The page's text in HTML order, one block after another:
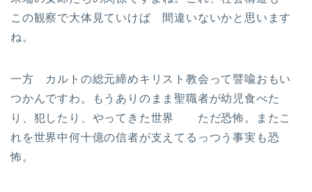
この観察で大体見ていけば 間違いないかと思います
ね。
一方 カルトの総元締めキリスト教会って譬喩おもい
つかんですわ。もうありのまま聖職者が幼児食べた
り、犯したり、やってきた世界 ただ恐怖。またこ
れを世界中何十億の信者が支えてるっつう事実も恐
怖。